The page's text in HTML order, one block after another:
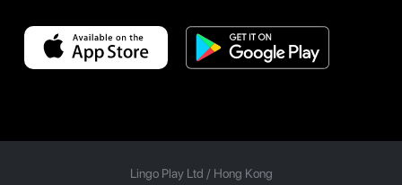
Lingo Play Ltd / Hong Kong